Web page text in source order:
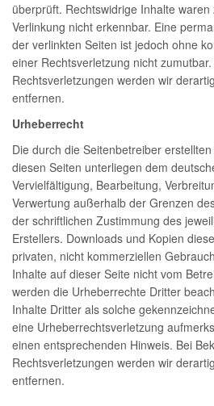
überprüft. Rechtswidrige Inhalte
Verlinkung nicht erkennbar. Eine
der verlinkten Seiten ist jedoch ohne
einer Rechtsverletzung nicht
Rechtsverletzungen werden wir
entfernen.
Urheberrecht
Die durch die Seitenbetreiber
diesen Seiten unterliegen dem
Vervielfältigung, Bearbeitung,
Verwertung außerhalb der Grenzen
der schriftlichen Zustimmung des
Erstellers. Downloads und Kopien
privaten, nicht kommerziellen
Inhalte auf dieser Seite nicht vom
werden die Urheberrechte Dritter
Inhalte Dritter als solche
eine Urheberrechtsverletzung
einen entsprechenden Hinweis. Bei
Rechtsverletzungen werden wir
entfernen.